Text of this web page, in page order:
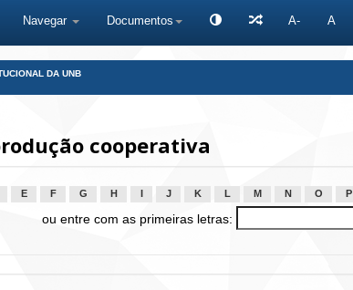
Navegar Documentos A- A
DA UNB
cooperativa
E F G H J K L M N O P
ou entre com as primeiras letras: